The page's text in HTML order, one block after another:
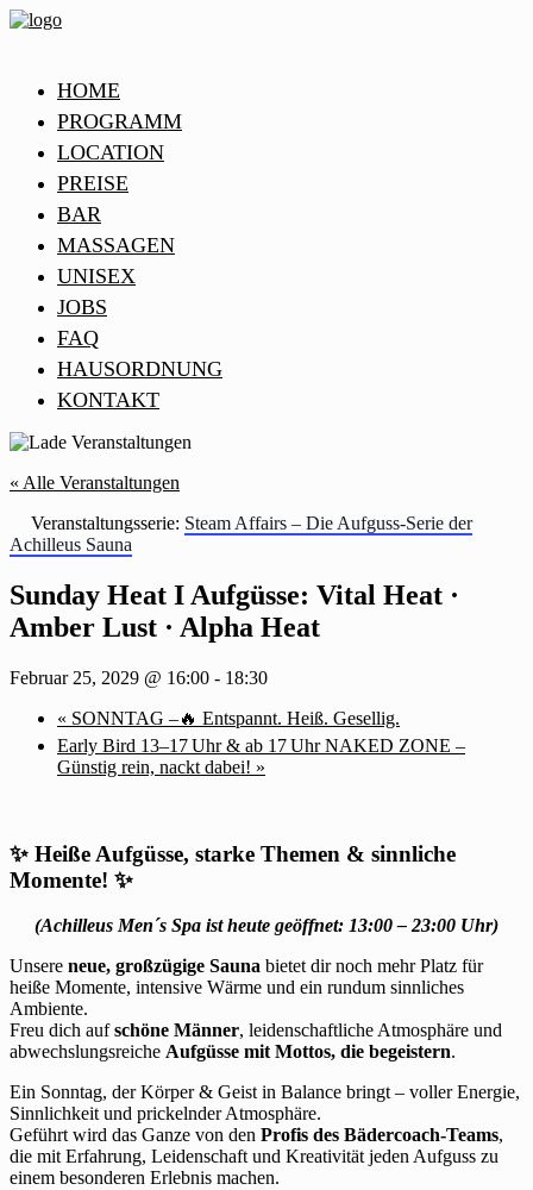
HOME
PROGRAMM
LOCATION
PREISE
BAR
MASSAGEN
UNISEX
JOBS
FAQ
HAUSORDNUNG
KONTAKT
« Alle Veranstaltungen
Veranstaltungsserie: Steam Affairs – Die Aufguss-Serie der
Achilleus Sauna
Sunday Heat I Aufgüsse: Vital Heat ·
Amber Lust · Alpha Heat
Februar 25, 2029 @ 16:00 - 18:30
« SONNTAG –🔥 Entspannt. Heiß. Gesellig.
Early Bird 13–17 Uhr & ab 17 Uhr NAKED ZONE –
Günstig rein, nackt dabei! »
✨ Heiße Aufgüsse, starke Themen & sinnliche
Momente! ✨
(Achilleus Men´s Spa ist heute geöffnet: 13:00 – 23:00 Uhr)
Unsere neue, großzügige Sauna bietet dir noch mehr Platz für
heiße Momente, intensive Wärme und ein rundum sinnliches
Ambiente.
Freu dich aufschöne Männer, leidenschaftliche Atmosphäre und
abwechslungsreiche Aufgüsse mit Mottos, die begeistern.
Ein Sonntag, der Körper & Geist in Balance bringt – voller Energie,
Sinnlichkeit und prickelnder Atmosphäre.
Geführt wird das Ganze von den Profis des Bädercoach-Teams,
die mit Erfahrung, Leidenschaft und Kreativität jeden Aufguss zu
einem besonderen Erlebnis machen.